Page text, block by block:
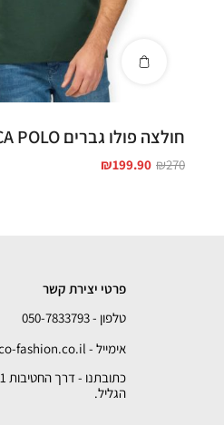
חולצה פולו גברים NAUTICA POLO
₪270
₪199.90
פרטי יצירת קשר
טלפון - 050-7833793
אימייל - info@zico-fashion.co.il
הגליל.